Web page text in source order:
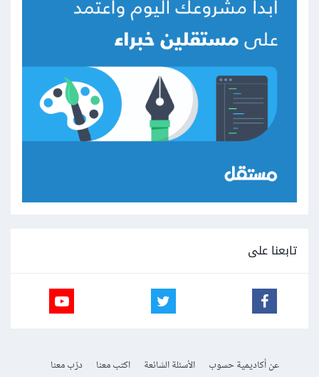
تابعنا على
عن أكاديمية حسوب الأسئلة الشائعة اكتب معنا
درّب معنا